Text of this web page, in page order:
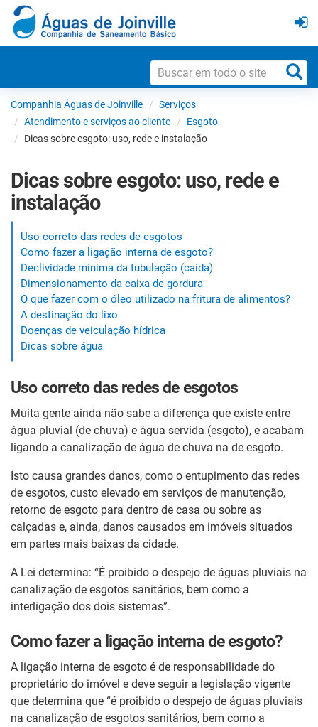
Companhia Águas de Joinville
Serviços
Atendimento e serviços ao cliente
Esgoto
Dicas sobre esgoto: uso, rede e instalação
Dicas sobre esgoto: uso, rede e
instalação
Uso correto das redes de esgotos
Como fazer a ligação interna de esgoto?
Declividade mínima da tubulação (caída)
Dimensionamento da caixa de gordura
O que fazer com o óleo utilizado na fritura de alimentos?
A destinação do lixo
Doenças de veiculação hídrica
Dicas sobre água
Uso correto das redes de esgotos
Muita gente ainda não sabe a diferença que existe entre
água pluvial (de chuva) e água servida (esgoto), e acabam
ligando a canalização de água de chuva na de esgoto.
Isto causa grandes danos, como o entupimento das redes
de esgotos, custo elevado em serviços de manutenção,
retorno de esgoto para dentro de casa ou sobre as
calçadas e, ainda, danos causados em imóveis situados
em partes mais baixas da cidade.
A Lei determina: “É proibido o despejo de águas pluviais na
canalização de esgotos sanitários, bem como a
interligação dos dois sistemas”.
Como fazer a ligação interna de esgoto?
A ligação interna de esgoto é de responsabilidade do
proprietário do imóvel e deve seguir a legislação vigente
que determina que “é proibido o despejo de águas pluviais
na canalização de esgotos sanitários, bem como a